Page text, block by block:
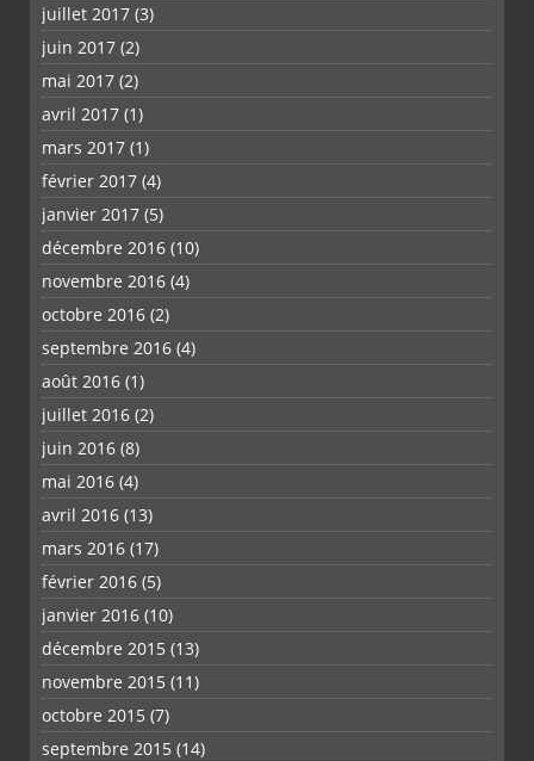
juillet 2017 (3)
juin 2017 (2)
mai 2017 (2)
avril 2017 (1)
mars 2017 (1)
février 2017 (4)
janvier 2017 (5)
décembre 2016 (10)
novembre 2016 (4)
octobre 2016 (2)
septembre 2016 (4)
août 2016 (1)
juillet 2016 (2)
juin 2016 (8)
mai 2016 (4)
avril 2016 (13)
mars 2016 (17)
février 2016 (5)
janvier 2016 (10)
décembre 2015 (13)
novembre 2015 (11)
octobre 2015 (7)
septembre 2015 (14)